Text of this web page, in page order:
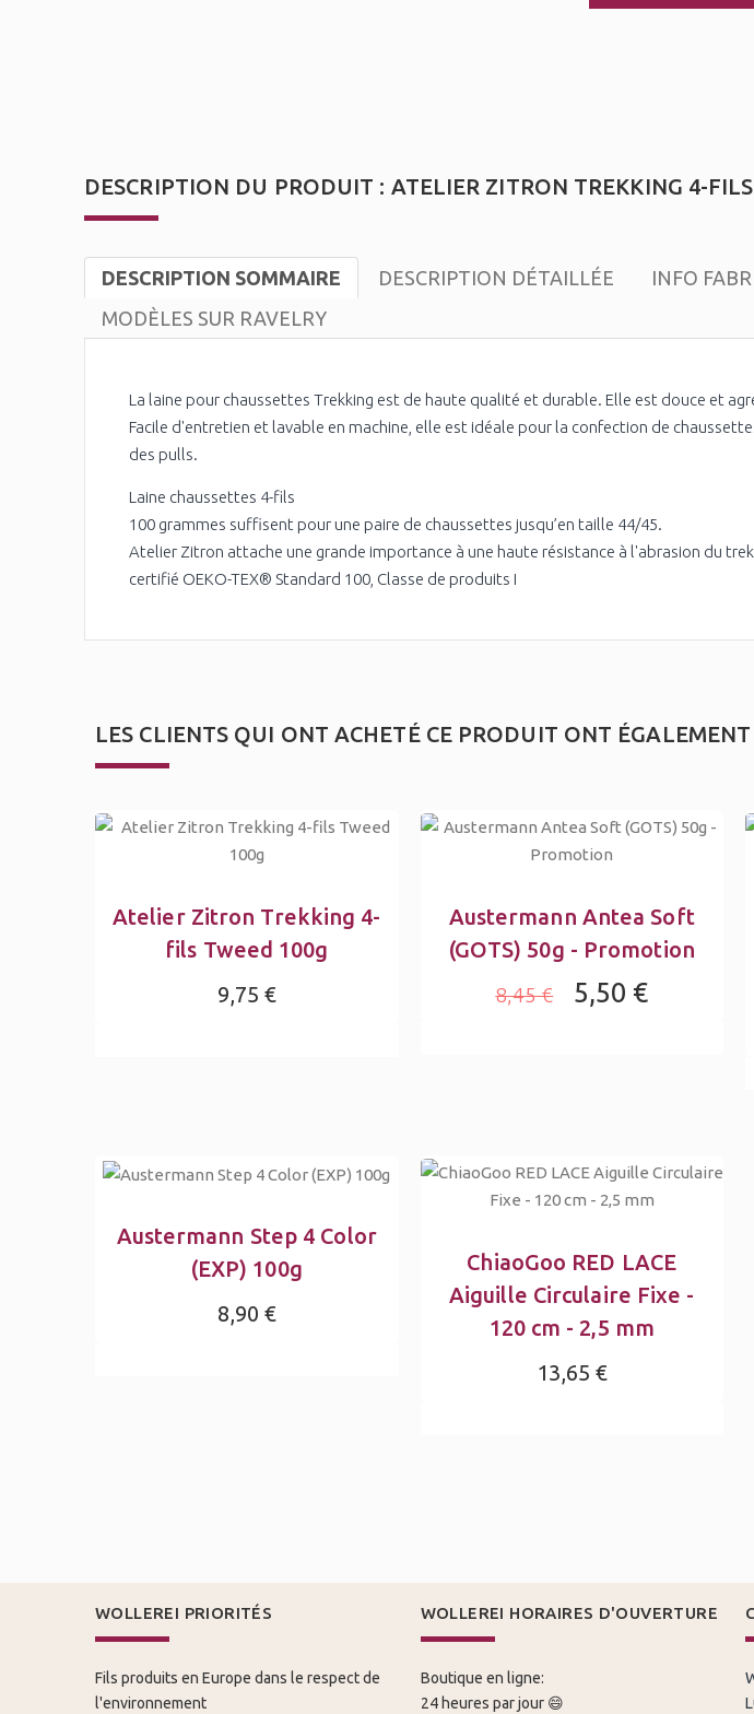
DESCRIPTION DU PRODUIT : ATELIER ZITRON TREKKING 4-
DESCRIPTION SOMMAIRE DESCRIPTION DÉTAILLÉE INFO
MODÈLES SUR RAVELRY
La laine pour chaussettes Trekking est de haute qualité et durable. Elle est douce et
Facile d'entretien et lavable en machine, elle est idéale pour la confection de
des pulls.
Laine chaussettes 4-fils
100 grammes suffisent pour une paire de chaussettes jusqu’en taille 44/45.
Atelier Zitron attache une grande importance à une haute résistance à l'abrasion du
certifié OEKO-TEX® Standard 100, Classe de produits I
LES CLIENTS QUI ONT ACHETÉ CE PRODUIT ONT
Atelier Zitron Trekking 4-
fils Tweed 100g
9,75 €
Austermann Antea Soft
(GOTS) 50g - Promotion
8,45 € 5,50 €
Austermann Step 4 Color
(EXP) 100g
8,90 €
ChiaoGoo RED LACE
Aiguille Circulaire Fixe -
120 cm - 2,5 mm
13,65 €
WOLLEREI PRIORITÉS
Fils produits en Europe dans le respect de
l'environnement
WOLLEREI HORAIRES D'OUVERTURE
Boutique en ligne:
24 heures par jour 😄